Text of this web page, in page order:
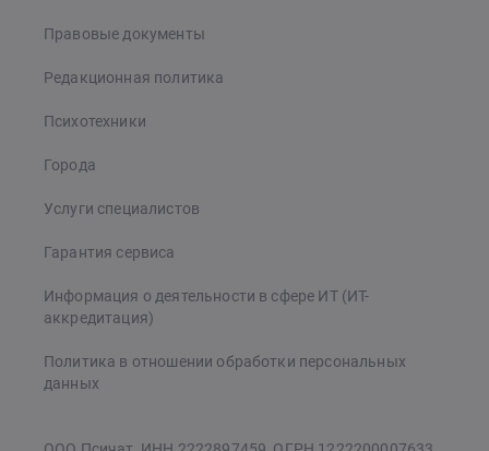
Правовые документы
Редакционная политика
Психотехники
Города
Услуги специалистов
Гарантия сервиса
Информация о деятельности в сфере ИТ (ИТ-
аккредитация)
Политика в отношении обработки персональных
данных